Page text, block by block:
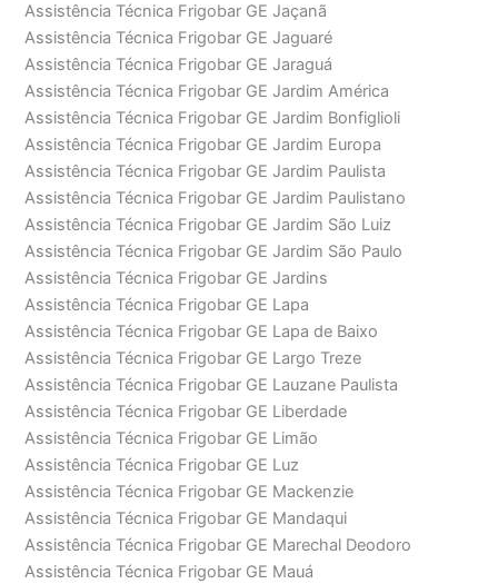
Assistência Técnica Frigobar GE Jaçanã
Assistência Técnica Frigobar GE Jaguaré
Assistência Técnica Frigobar GE Jaraguá
Assistência Técnica Frigobar GE Jardim América
Assistência Técnica Frigobar GE Jardim Bonfiglioli
Assistência Técnica Frigobar GE Jardim Europa
Assistência Técnica Frigobar GE Jardim Paulista
Assistência Técnica Frigobar GE Jardim Paulistano
Assistência Técnica Frigobar GE Jardim São Luiz
Assistência Técnica Frigobar GE Jardim São Paulo
Assistência Técnica Frigobar GE Jardins
Assistência Técnica Frigobar GE Lapa
Assistência Técnica Frigobar GE Lapa de Baixo
Assistência Técnica Frigobar GE Largo Treze
Assistência Técnica Frigobar GE Lauzane Paulista
Assistência Técnica Frigobar GE Liberdade
Assistência Técnica Frigobar GE Limão
Assistência Técnica Frigobar GE Luz
Assistência Técnica Frigobar GE Mackenzie
Assistência Técnica Frigobar GE Mandaqui
Assistência Técnica Frigobar GE Marechal Deodoro
Assistência Técnica Frigobar GE Mauá